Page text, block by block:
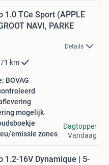
1.0 TCe Sport (APPLE
NAVI, PARKE
Details
km
BOVAG
mogelijk
emissie zones
Dagtopper
Vandaag
1.2-16V Dynamique | 5-